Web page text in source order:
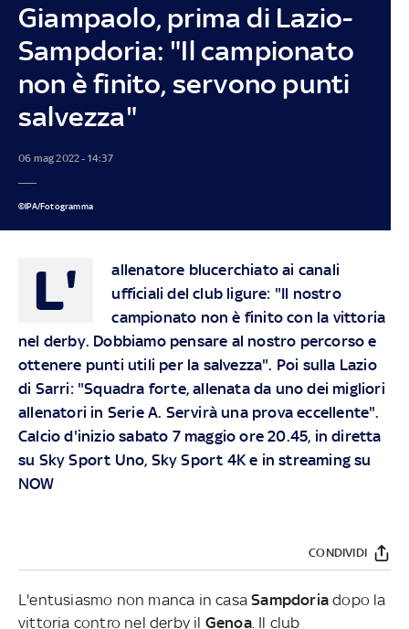
Giampaolo, prima di Lazio-
Sampdoria: "Il campionato
non è finito, servono punti
salvezza"
06 mag 2022 - 14:37
©IPA/Fotogramma
L'
allenatore blucerchiato ai canali
ufficiali del club ligure: "Il nostro
campionato non è finito con la vittoria
nel derby. Dobbiamo pensare al nostro percorso e
ottenere punti utili per la salvezza". Poi sulla Lazio
di Sarri: "Squadra forte, allenata da uno dei migliori
allenatori in Serie A. Servirà una prova eccellente".
Calcio d'inizio sabato 7 maggio ore 20.45, in diretta
su Sky Sport Uno, Sky Sport 4K e in streaming su
NOW
CONDIVIDI
L'entusiasmo non manca in casaSampdoria dopo la
vittoria contro nel derby il Genoa. Il club